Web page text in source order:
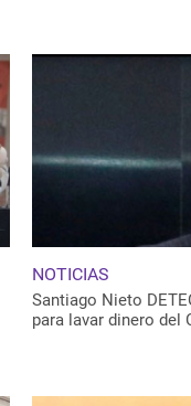
NOTICIAS
Santiago Nieto
para lavar dinero del